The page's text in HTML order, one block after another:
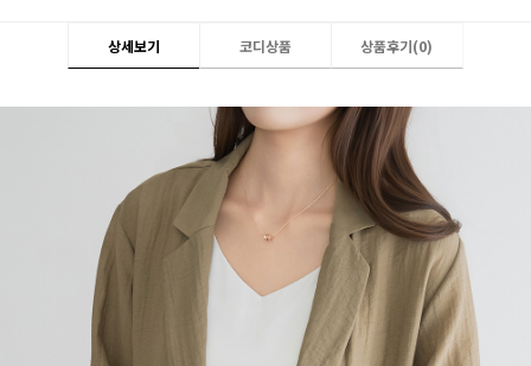
상세보기 코디상품 상품후기(0)